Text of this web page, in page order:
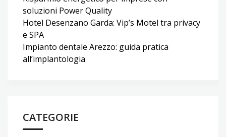
soluzioni Power Quality
Hotel Desenzano Garda: Vip’s Motel tra privacy
e SPA
Impianto dentale Arezzo: guida pratica
all’implantologia
CATEGORIE